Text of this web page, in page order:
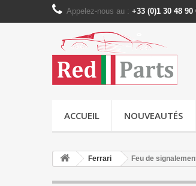
Appelez-nous au : +33 (0)1 30 48
ACCUEIL NOUVEAUTÉS
Ferrari Feu de